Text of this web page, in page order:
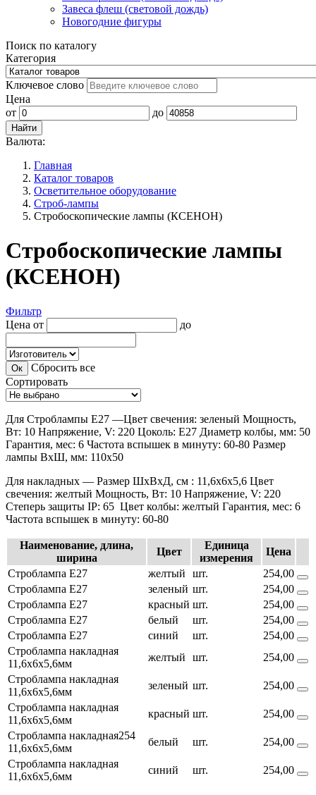
Завеса флеш (световой дождь)
Новогодние фигуры
Поиск по каталогу
Категория
Ключевое слово
Цена
от
до
Валюта:
Главная
Каталог товаров
Осветительное оборудование
Строб-лампы
Стробоскопические лампы (КСЕНОН)
Стробоскопические лампы
(КСЕНОН)
Фильтр
Цена от до
Сбросить все
Сортировать
Для Строблампы Е27 —Цвет свечения: зеленый Мощность,
Вт: 10 Напряжение, V: 220 Цоколь: Е27 Диаметр колбы, мм: 50
Гарантия, мес: 6 Частота вспышек в минуту: 60-80 Размер
лампы ВхШ, мм: 110х50
Для накладных — Размер ШхВхД, см : 11,6х6х5,6 Цвет
свечения: желтый Мощность, Вт: 10 Напряжение, V: 220
Степерь защиты IP: 65 Цвет колбы: желтый Гарантия, мес: 6
Частота вспышек в минуту: 60-80
Наименование, длина,
ширина
Цвет
Единица
измерения
Цена
Строблампа Е27
желтый шт.
254,00
Строблампа Е27
зеленый шт.
254,00
Строблампа Е27
красный шт.
254,00
Строблампа Е27
белый шт.
254,00
Строблампа Е27
синий шт.
254,00
Строблампа накладная
11,6х6х5,6мм
желтый шт.
254,00
Строблампа накладная
11,6х6х5,6мм
зеленый шт.
254,00
Строблампа накладная
11,6х6х5,6мм
красный шт.
254,00
Строблампа накладная254
11,6х6х5,6мм
белый шт.
254,00
Строблампа накладная
11,6х6х5,6мм
синий шт. 254,00